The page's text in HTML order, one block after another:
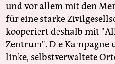
und vor allem mit den
für eine starke
kooperiert deshalb mit
Zentrum". Die Kampagne
linke, selbstverwaltete